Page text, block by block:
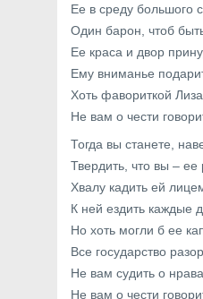
Ее в среду большого
Один барон, чтоб быть
Ее краса и двор
Ему вниманье
Хоть фавориткой
Не вам о чести
Тогда вы станете,
Твердить, что вы – ее
Хвалу кадить ей
К ней ездить каждые
Но хоть могли б ее
Все государство
Не вам судить о
Не вам о чести